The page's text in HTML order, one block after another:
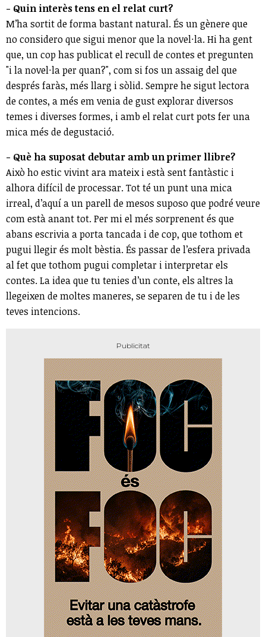
- Quin interès tens en el relat curt?
M’ha sortit de forma bastant natural. És un gènere que
no considero que sigui menor que la novel·la. Hi ha gent
que, un cop has publicat el recull de contes et pregunten
"i la novel·la per quan?", com si fos un assaig del que
després faràs, més llarg i sòlid. Sempre he sigut lectora
de contes, a més em venia de gust explorar diversos
temes i diverses formes, i amb el relat curt pots fer una
mica més de degustació.
- Què ha suposat debutar amb un primer llibre?
Això ho estic vivint ara mateix i està sent fantàstic i
alhora difícil de processar. Tot té un punt una mica
irreal, d’aquí a un parell de mesos suposo que podré veure
com està anant tot. Per mi el més sorprenent és que
abans escrivia a porta tancada i de cop, que tothom et
pugui llegir és molt bèstia. És passar de l’esfera privada
al fet que tothom pugui completar i interpretar els
contes. La idea que tu tenies d’un conte, els altres la
llegeixen de moltes maneres, se separen de tu i de les
teves intencions.